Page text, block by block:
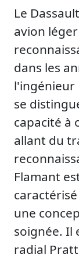
Le
avion
dans les
l'ingénieur
se
capacité à
allant du
Flamant
une
soignée. Il
radial